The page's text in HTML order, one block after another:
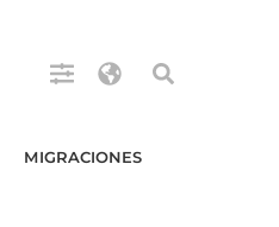
MIGRACIONES